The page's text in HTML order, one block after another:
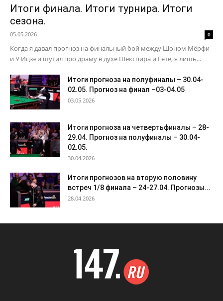
Итоги финала. Итоги турнира. Итоги
сезона.
05.05.2026 0
Когда я давал прогноз на финальный бой между Шоном Мёрфи
и У Ицзэ и шутил про драму в духе Шекспира и Гёте, я лишь...
Итоги прогноза на полуфиналы – 30.04-
02.05. Прогноз на финал –03-04.05
03.05.2026
Итоги прогноза на четвертьфиналы – 28-
29.04. Прогноз на полуфиналы – 30.04-
02.05.
30.04.2026
Итоги прогнозов на вторую половину
встреч 1/8 финала – 24-27.04. Прогнозы...
28.04.2026